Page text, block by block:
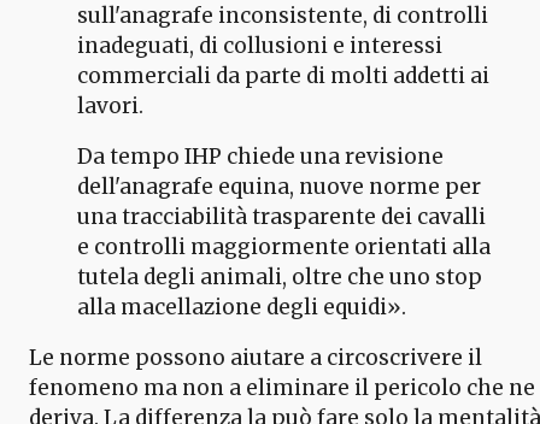
sull'anagrafe inconsistente, di controlli
inadeguati, di collusioni e interessi
commerciali da parte di molti addetti ai
lavori.
Da tempo IHP chiede una revisione
dell'anagrafe equina, nuove norme per
una tracciabilità trasparente dei cavalli
e controlli maggiormente orientati alla
tutela degli animali, oltre che uno stop
alla macellazione degli equidi».
Le norme possono aiutare a circoscrivere il
fenomeno ma non a eliminare il pericolo che ne
deriva. La differenza la può fare solo la mentalità